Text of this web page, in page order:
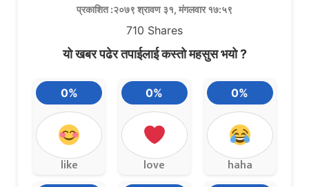
प्रकाशित :२०७९ श्रावण ३१, मंगलवार १७:५९
710 Shares
यो खबर पढेर तपाईलाई कस्तो महसुस भयो ?
0%
like
0%
love
0%
haha